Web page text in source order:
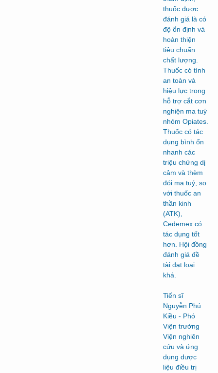
thuốc được
đánh giá là có
độ ổn định và
hoàn thiện
tiêu chuẩn
chất lượng.
Thuốc có tính
an toàn và
hiệu lực trong
hỗ trợ cắt cơn
nghiện ma tuý
nhóm Opiates.
Thuốc có tác
dụng bình ổn
nhanh các
triệu chứng dị
cảm và thèm
đói ma tuý, so
với thuốc an
thần kinh
(ATK),
Cedemex có
tác dụng tốt
hơn. Hội đồng
đánh giá đề
tài đạt loại
khá.
Tiến sĩ
Nguyễn Phú
Kiều - Phó
Viện trưởng
Viện nghiên
cứu và ứng
dụng dược
liệu điều trị